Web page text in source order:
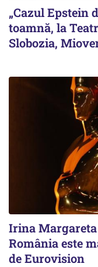
„Cazul Epstein
toamnă, la
Slobozia,
Irina
România este
de Eurovision